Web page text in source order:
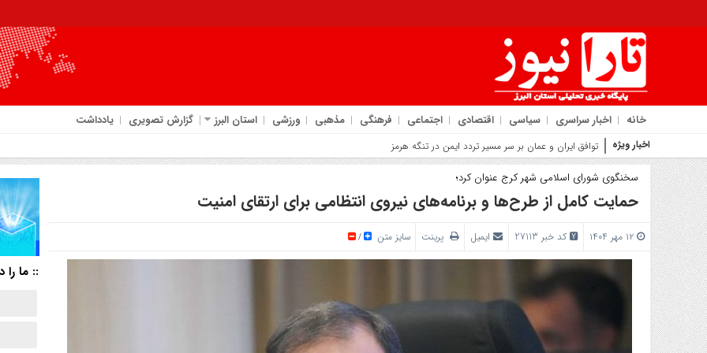
خانه اخبار سراسری سیاسی اقتصادی اجتماعی فرهنگی مذهبی ورزشی استان البرز گزارش تصویری یادداشت
اخبار ویژه روایت شهردار کمال‌شهر
سخنگوی شورای اسلامی شهر کرج عنوان کرد؛
حمایت کامل از طرح‌ها و برنامه‌های نیروی انتظامی برای ارتقای امنیت
کد خبر 27113 ایمیل پرینت سایز متن /
:: ما را